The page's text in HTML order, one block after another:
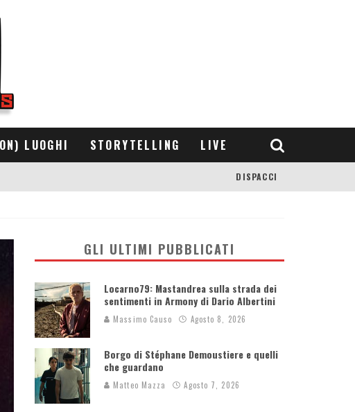
LUOGHI STORYTELLING LIVE
DISPACCI
GLI ULTIMI PUBBLICATI
Locarno79: Mastandrea sulla strada dei
sentimenti in Armony di Dario Albertini
Massimo Causo Agosto 8, 2026
Borgo di Stéphane Demoustiere e quelli
che guardano
Matteo Mazza Agosto 7, 2026